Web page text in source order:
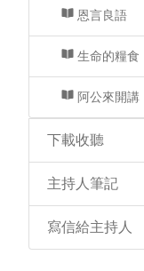
恩言良語
生命的糧食
阿公來開講
下載收聽
主持人筆記
寫信給主持人